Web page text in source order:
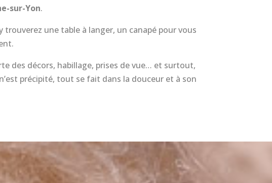
sur-Yon.
une table à langer, un canapé pour vous
des décors, habillage, prises de vue… et surtout,
précipité, tout se fait dans la douceur et à son